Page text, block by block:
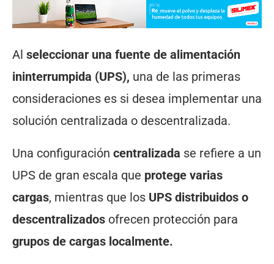
Al seleccionar una fuente de alimentación
ininterrumpida (UPS), una de las primeras
consideraciones es si desea implementar una
solución centralizada o descentralizada.
Una configuración centralizada se refiere a un
UPS de gran escala que protege varias
cargas, mientras que los UPS distribuidos o
descentralizados ofrecen protección para
grupos de cargas localmente.